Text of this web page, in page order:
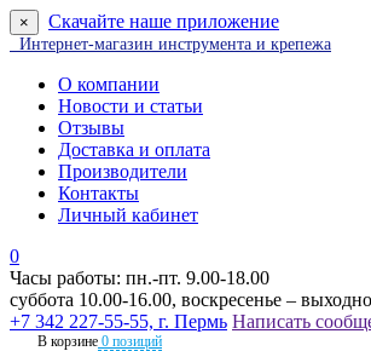
× Скачайте наше приложение
Интернет-магазин инструмента и крепежа
О компании
Новости и статьи
Отзывы
Доставка и оплата
Производители
Контакты
Личный кабинет
0
Часы работы: пн.-пт. 9.00-18.00
суббота 10.00-16.00, воскресенье –
+7 342 227-55-55, г. Пермь Написать
В корзине 0 позиций